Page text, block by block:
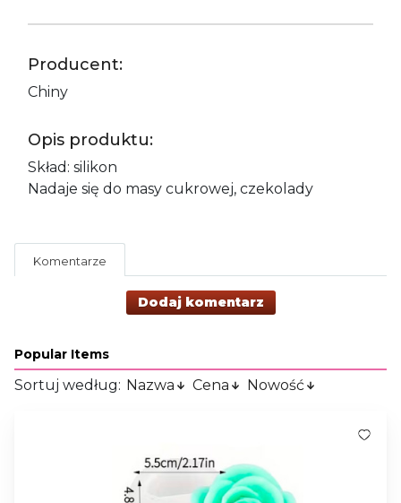
Producent:
Chiny
Opis produktu:
Skład: silikon
Nadaje się do masy cukrowej, czekolady
Komentarze
Dodaj komentarz
Popular Items
Sortuj według: Nazwa Cena Nowość